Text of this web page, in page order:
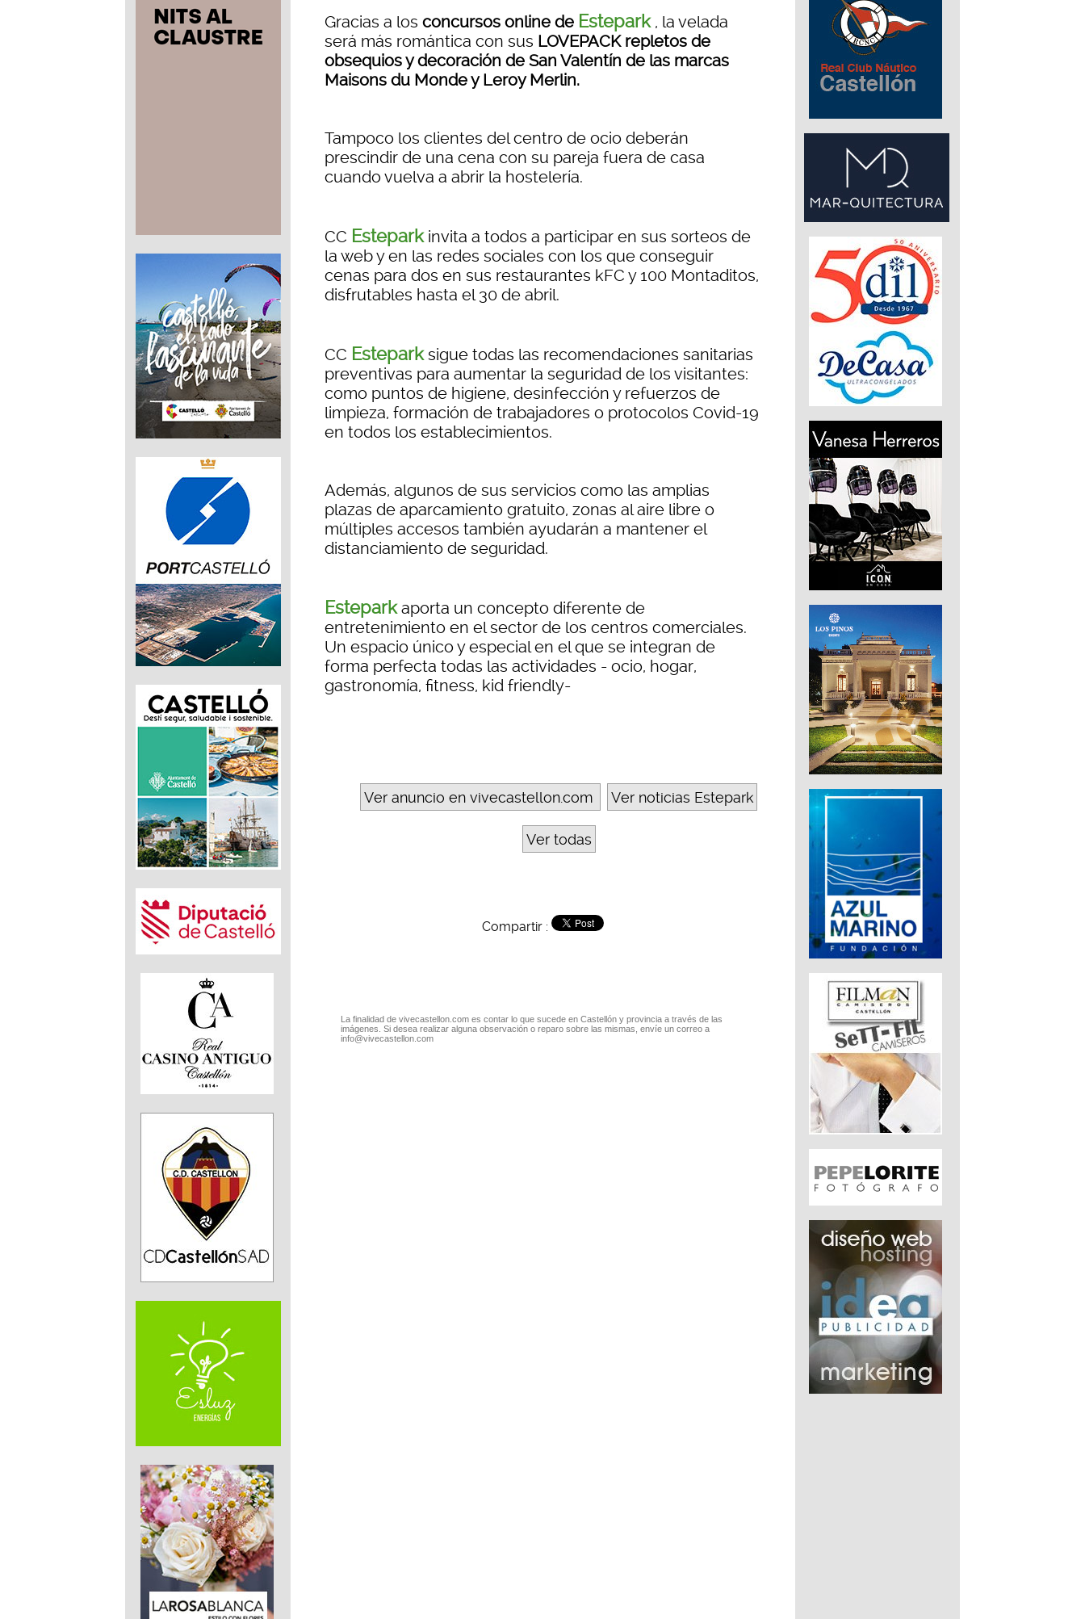
Gracias a los concursos online de Estepark, la velada
será más romántica con sus LOVEPACK repletos de
obsequios y decoración de San Valentín de las marcas
Maisons du Monde y Leroy Merlin.
Tampoco los clientes del centro de ocio deberán
prescindir de una cena con su pareja fuera de casa
cuando vuelva a abrir la hostelería.
CC Esteparkinvita a todos a participar en sus sorteos de
la web y en las redes sociales con los que conseguir
cenas para dos en sus restaurantes kFC y 100 Montaditos,
disfrutables hasta el 30 de abril.
CC Esteparksigue todas las recomendaciones sanitarias
preventivas para aumentar la seguridad de los visitantes:
como puntos de higiene, desinfección y refuerzos de
limpieza, formación de trabajadores o protocolos Covid-19
en todos los establecimientos.
Además, algunos de sus servicios como las amplias
plazas de aparcamiento gratuito, zonas al aire libre o
múltiples accesos también ayudarán a mantener el
distanciamiento de seguridad.
Esteparkaporta un concepto diferente de
entretenimiento en el sector de los centros comerciales.
Un espacio único y especial en el que se integran de
forma perfecta todas las actividades - ocio, hogar,
gastronomía, fitness, kid friendly-
Ver anuncio en vivecastellon.com Ver noticias Estepark
Ver todas
Compartir :
La finalidad de vivecastellon.com es contar lo que sucede en Castellón y provincia a través de las
imágenes. Si desea realizar alguna observación o reparo sobre las mismas, envíe un correo a
info@vivecastellon.com